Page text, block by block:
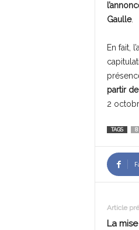
Gaulle.
En fait,
partir
2
TAGS 8
Article
La